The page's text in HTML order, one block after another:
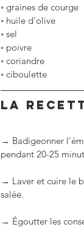
◦ graines de courge
◦ huile d’olive
◦ sel
◦ poivre
◦ coriandre
◦ ciboulette
LA
→ Badigeonner
pendant 20-25
→ Laver et cuire le
salée.
→ Égoutter les